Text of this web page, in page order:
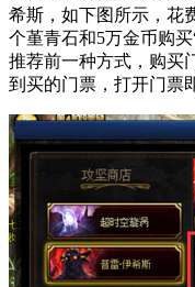
希斯，如下图所示，花
个堇青石和5万金币购
推荐前一种方式，购买
到买的门票，打开门票